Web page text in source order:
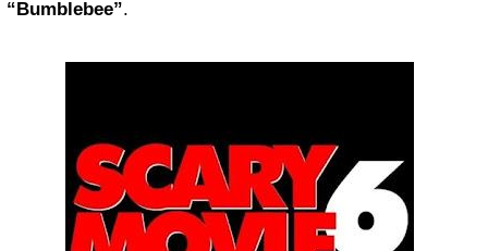
“Bumblebee”.